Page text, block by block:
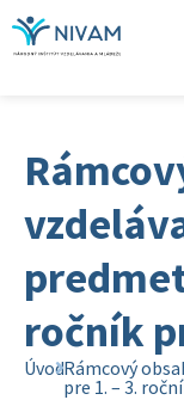
ročník
ÚvodRámcový
pre 1. – 3.